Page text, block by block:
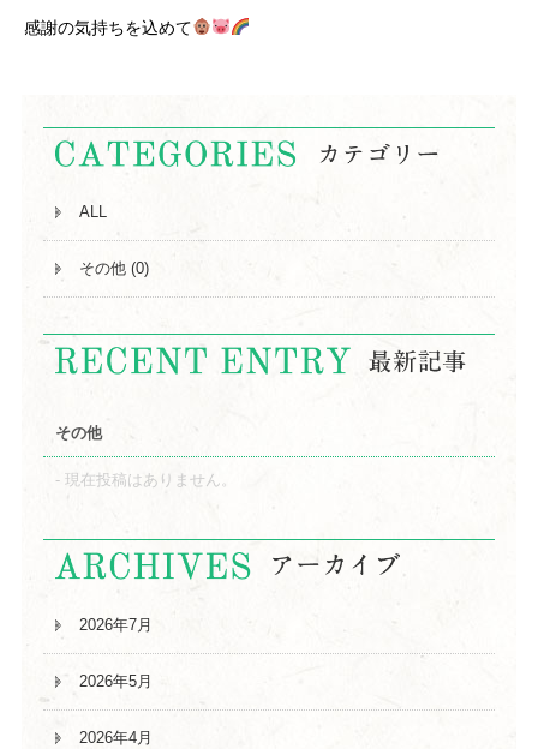
感謝の気持ちを込めて
ALL
その他 (0)
その他
現在投稿はありません。
2026年7月
2026年5月
2026年4月